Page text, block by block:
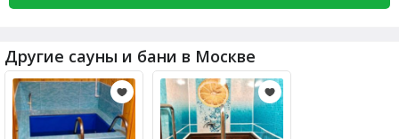
Другие сауны и бани в Москве